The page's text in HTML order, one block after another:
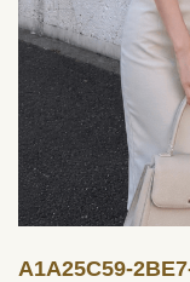
A1A25C59-